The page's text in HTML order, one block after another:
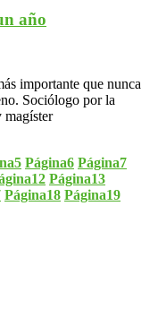
año
importante que nunca
Sociólogo por la
magíster
5 Página6 Página7
12 Página13
Página18 Página19